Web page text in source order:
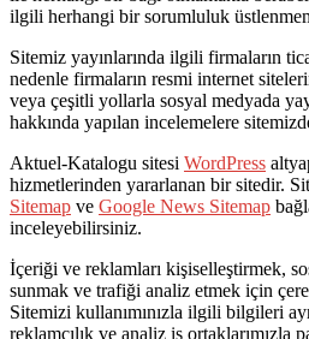
ilgili herhangi bir sorumluluk
Sitemiz yayınlarında ilgili firmaların
nedenle firmaların resmi internet
veya çeşitli yollarla sosyal medyada
hakkında yapılan incelemelere
Aktuel-Katalogu sitesi WordPress
hizmetlerinden yararlanan bir sitedir.
Sitemap ve Google News Sitemap
inceleyebilirsiniz.
İçeriği ve reklamları kişiselleştirmek,
sunmak ve trafiği analiz etmek için
Sitemizi kullanımınızla ilgili bilgileri
reklamcılık ve analiz iş ortaklarımızla